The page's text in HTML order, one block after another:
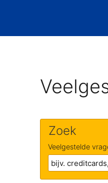
Zoek
Veelgestelde